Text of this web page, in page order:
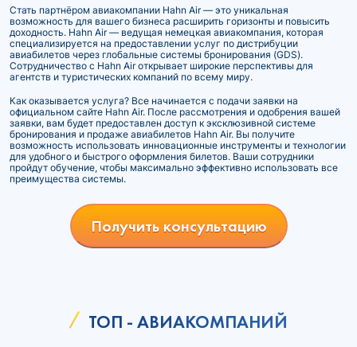
Стать партнёром авиакомпании Hahn Air — это уникальная
возможность для вашего бизнеса расширить горизонты и повысить
доходность. Hahn Air — ведущая немецкая авиакомпания, которая
специализируется на предоставлении услуг по дистрибуции
авиабилетов через глобальные системы бронирования (GDS).
Сотрудничество с Hahn Air открывает широкие перспективы для
агентств и туристических компаний по всему миру.
Как оказывается услуга? Все начинается с подачи заявки на
официальном сайте Hahn Air. После рассмотрения и одобрения вашей
заявки, вам будет предоставлен доступ к эксклюзивной системе
бронирования и продаже авиабилетов Hahn Air. Вы получите
возможность использовать инновационные инструменты и технологии
для удобного и быстрого оформления билетов. Ваши сотрудники
пройдут обучение, чтобы максимально эффективно использовать все
преимущества системы.
Получить консультацию
ТОП - АВИАКОМПАНИЙ